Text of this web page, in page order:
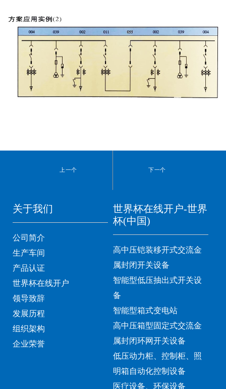
上一个 下一个
关于我们
公司简介
生产车间
产品认证
世界杯在线开户
领导致辞
发展历程
组织架构
企业荣誉
世界杯在线开户-世界
杯(中国)
高中压铠装移开式交流金
属封闭开关设备
智能型低压抽出式开关设
备
智能型箱式变电站
高中压箱型固定式交流金
属封闭环网开关设备
低压动力柜、控制柜、照
明箱自动化控制设备
医疗设备、环保设备